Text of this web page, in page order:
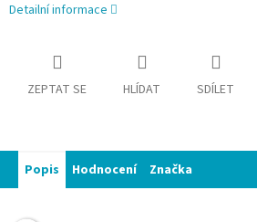
Detailní informace
ZEPTAT SE HLÍDAT SDÍLET
Popis Hodnocení Značka